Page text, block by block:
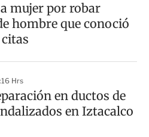
mujer por robar
hombre que conoció
Hrs
en ductos de
en Iztacalco